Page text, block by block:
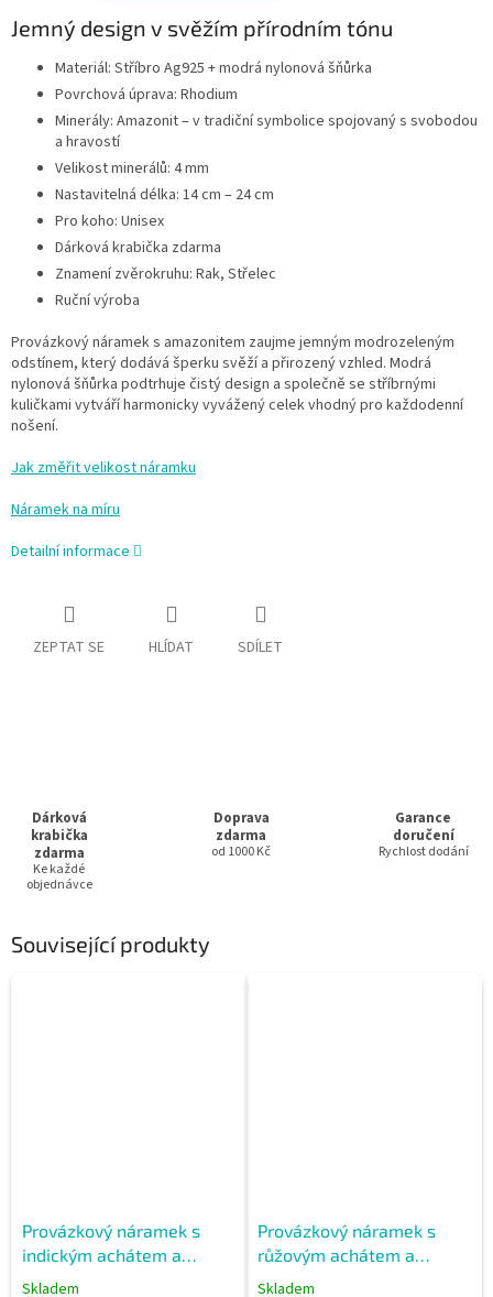
Jemný design v svěžím přírodním tónu
Materiál: Stříbro Ag925 + modrá nylonová šňůrka
Povrchová úprava: Rhodium
Minerály: Amazonit – v tradiční symbolice spojovaný s svobodou
a hravostí
Velikost minerálů: 4 mm
Nastavitelná délka: 14 cm – 24 cm
Pro koho: Unisex
Dárková krabička zdarma
Znamení zvěrokruhu: Rak, Střelec
Ruční výroba
Provázkový náramek s amazonitem zaujme jemným modrozeleným
odstínem, který dodává šperku svěží a přirozený vzhled. Modrá
nylonová šňůrka podtrhuje čistý design a společně se stříbrnými
kuličkami vytváří harmonicky vyvážený celek vhodný pro každodenní
nošení.
Jak změřit velikost náramku
Náramek na míru
Detailní informace
ZEPTAT SE HLÍDAT SDÍLET
Dárková
krabička
zdarma
Ke každé
objednávce
Doprava
zdarma
od 1000 Kč
Garance
doručení
Rychlost dodání
Související produkty
Provázkový náramek s
indickým achátem a
tygřím okem
Skladem
Provázkový náramek s
růžovým achátem a
lesklými stříbrnými
Skladem